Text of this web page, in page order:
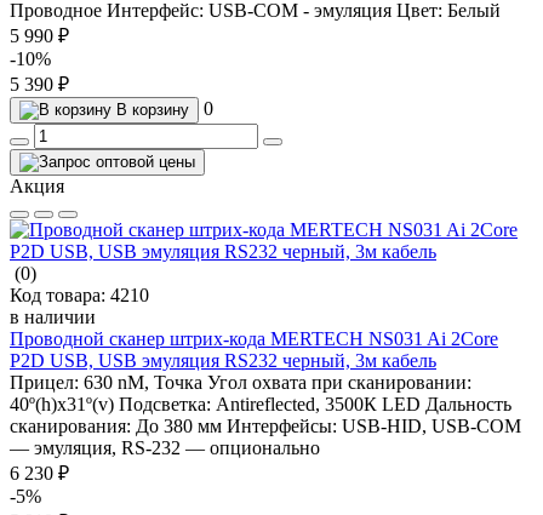
Проводное Интерфейс: USB-COM - эмуляция Цвет: Белый
5 990 ₽
-10%
5 390 ₽
В корзину 0
Акция
(0)
Код товара: 4210
в наличии
Проводной сканер штрих-кода MERTECH NS031 Ai 2Core
P2D USB, USB эмуляция RS232 черный, 3м кабель
Прицел: 630 nM, Точка Угол охвата при сканировании:
40º(h)x31º(v) Подсветка: Antireflected, 3500К LED Дальность
сканирования: До 380 мм Интерфейсы: USB-HID, USB-COM
— эмуляция, RS-232 — опционально
6 230 ₽
-5%